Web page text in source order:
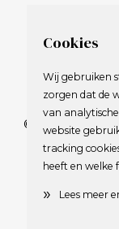
© 2009-2023
Cookies
Wij gebruiken
zorgen dat de
van
website
tracking
heeft en welke
» Lees meer